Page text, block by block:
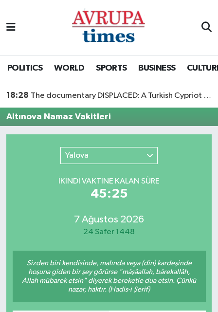
POLITICS WORLD SPORTS BUSINESS
18:28 The documentary DISPLACED: A Turkish Cypriot Story is now available to watch
Altınova Namaz Vakitleri
Yalova
İKINDI VAKTİNE KALAN SÜRE
45:25
7 Ağustos 2026
24 Safer 1448
Sizden biri kendisinde, malında veya (din) kardeşinde
hoşuna giden bir şey görürse "mâşâallah, bârekallâh,
Allah mübarek etsin" diyerek bereketle dua etsin. Çünkü
nazar, haktır. (Hadis-i Şerif)
Nöbetçi Eczaneler
Süper Lig Puan Durumu ve Fikstür
Son Dakika Haberleri